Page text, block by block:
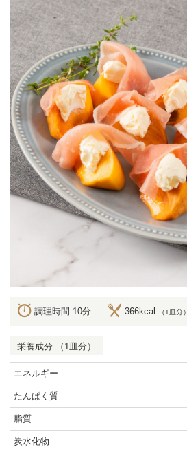
調理時間:10分 366kcal （1皿分）
栄養成分 （1皿分）
エネルギー
たんぱく質
脂質
炭水化物